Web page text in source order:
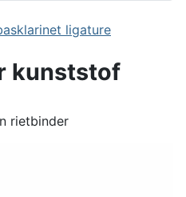
ligature
kunststof
rietbinder